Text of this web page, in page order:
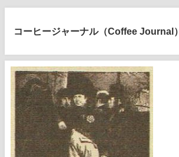
コーヒージャーナル（Coffee Journal）